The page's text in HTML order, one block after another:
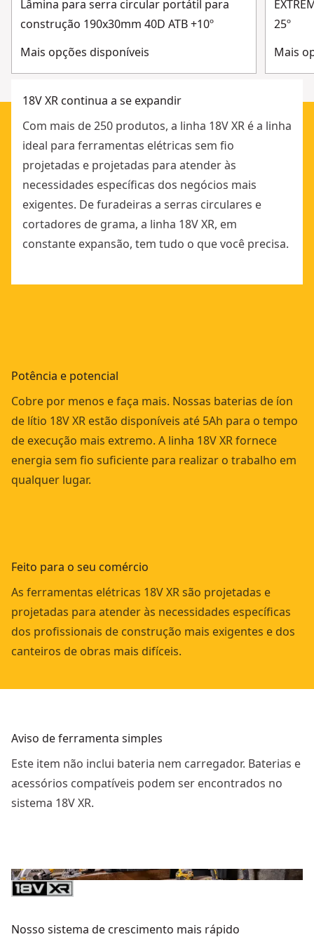
Lâmina para serra circular portátil para
construção 190x30mm 40D ATB +10º
Mais opções disponíveis
25º
Mais
18V XR continua a se expandir
Com mais de 250 produtos, a linha 18V XR é a linha
ideal para ferramentas elétricas sem fio
projetadas e projetadas para atender às
necessidades específicas dos negócios mais
exigentes. De furadeiras a serras circulares e
cortadores de grama, a linha 18V XR, em
constante expansão, tem tudo o que você precisa.
Potência e potencial
Cobre por menos e faça mais. Nossas baterias de íon
de lítio 18V XR estão disponíveis até 5Ah para o tempo
de execução mais extremo. A linha 18V XR fornece
energia sem fio suficiente para realizar o trabalho em
qualquer lugar.
Feito para o seu comércio
As ferramentas elétricas 18V XR são projetadas e
projetadas para atender às necessidades específicas
dos profissionais de construção mais exigentes e dos
canteiros de obras mais difíceis.
Aviso de ferramenta simples
Este item não inclui bateria nem carregador. Baterias e
acessórios compatíveis podem ser encontrados no
sistema 18V XR.
Nosso sistema de crescimento mais rápido